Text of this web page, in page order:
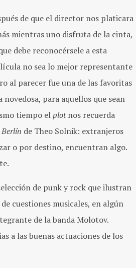
de que el director nos platicara
mientras uno disfruta de la cinta,
debe reconocérsele a esta
no sea lo mejor representante
al parecer fue una de las favoritas
para aquellos que sean
tiempo elplotnos recuerda
de Theo Solnik: extranjeros
o por destino, encuentran algo.
de punk y rock que ilustran
cuestiones musicales, en algún
de la banda Molotov.
a las buenas actuaciones de los